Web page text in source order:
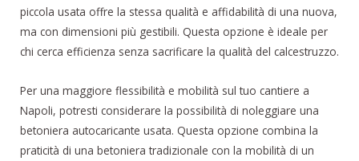
piccola usata offre la stessa qualità e affidabilità di una nuova,
ma con dimensioni più gestibili. Questa opzione è ideale per
chi cerca efficienza senza sacrificare la qualità del calcestruzzo.
Per una maggiore flessibilità e mobilità sul tuo cantiere a
Napoli, potresti considerare la possibilità di noleggiare una
betoniera autocaricante usata. Questa opzione combina la
praticità di una betoniera tradizionale con la mobilità di un